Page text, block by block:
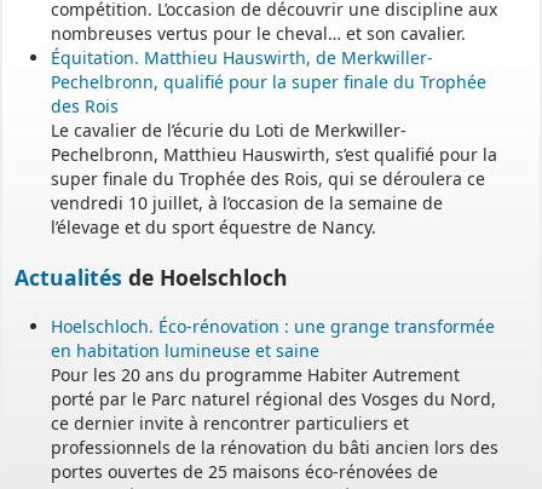
compétition. L’occasion de découvrir une discipline aux
nombreuses vertus pour le cheval… et son cavalier.
Équitation. Matthieu Hauswirth, de Merkwiller-
Pechelbronn, qualifié pour la super finale du Trophée
des Rois
Le cavalier de l’écurie du Loti de Merkwiller-
Pechelbronn, Matthieu Hauswirth, s’est qualifié pour la
super finale du Trophée des Rois, qui se déroulera ce
vendredi 10 juillet, à l’occasion de la semaine de
l’élevage et du sport équestre de Nancy.
Actualités de Hoelschloch
Hoelschloch. Éco-rénovation : une grange transformée
en habitation lumineuse et saine
Pour les 20 ans du programme Habiter Autrement
porté par le Parc naturel régional des Vosges du Nord,
ce dernier invite à rencontrer particuliers et
professionnels de la rénovation du bâti ancien lors des
portes ouvertes de 25 maisons éco-rénovées de